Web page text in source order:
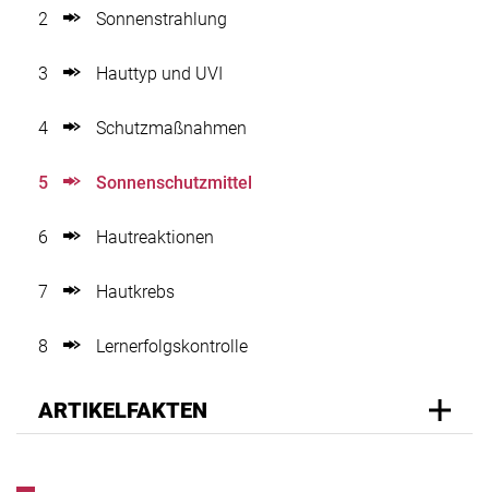
2 Sonnenstrahlung
3 Hauttyp und UVI
4 Schutzmaßnahmen
5 Sonnenschutzmittel
6 Hautreaktionen
7 Hautkrebs
8 Lernerfolgskontrolle
ARTIKELFAKTEN